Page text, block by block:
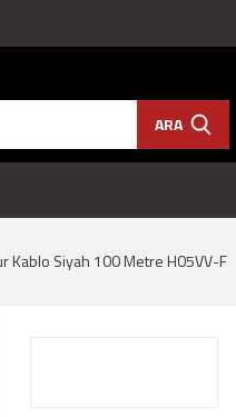
ARA
Kablo Siyah 100 Metre H05VV-F